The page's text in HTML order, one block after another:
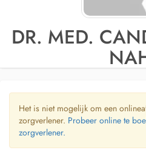
DR. MED.
Het is niet mogelijk om een
zorgverlener. Probeer online te
zorgverlener.